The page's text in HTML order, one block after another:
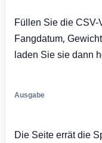
Füllen Sie die
Fangdatum,
laden Sie sie dann
Ausgabe
Die Seite errät die